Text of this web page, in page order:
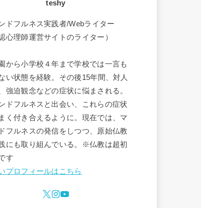
teshy
ドフルネス実践者/Webライター
心理師運営サイトのライター）
から小学校４年まで学校では一言も
い状態を経験。その後15年間、対人
強迫観念などの症状に悩まされる。
ドフルネスと出会い、これらの症状
く付き合えるように。現在では、マ
フルネスの発信をしつつ、原始仏教
にも取り組んでいる。※仏教は超初
す
プロフィールはこちら